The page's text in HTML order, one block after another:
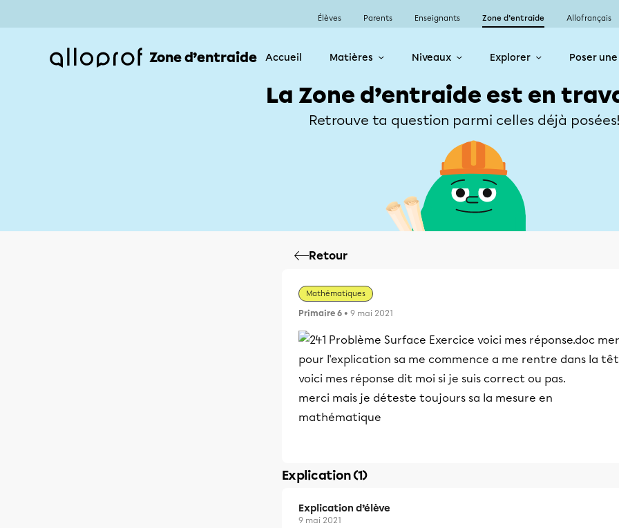
Élèves Parents Enseignants Zone d’entraide Allofrançais
Zone d’entraide Accueil Matières Niveaux Explorer Poser
La Zone d’entraide est en
Retrouve ta question parmi celles déjà posées!
Retour
Mathématiques
Primaire 6 • 9 mai 2021
pour l'explication sa me commence a me rentre dans la
voici mes réponse dit moi si je suis correct ou pas.
merci mais je déteste toujours sa la mesure en
mathématique
Explication (1)
Explication d’élève
9 mai 2021